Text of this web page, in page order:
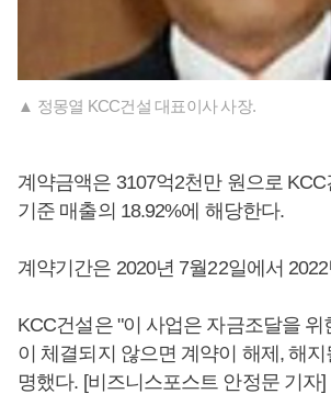
▲ 정몽열 KCC건설 대표이사 사장.
계약금액은 3107억2천만 원으로 KCC
기준 매출의 18.92%에 해당한다.
계약기간은 2020년 7월22일에서
KCC건설은 "이 사업은 자금조달을 위
이 체결되지 않으면 계약이 해제, 해지
명했다. [비즈니스포스트 안정문 기자]